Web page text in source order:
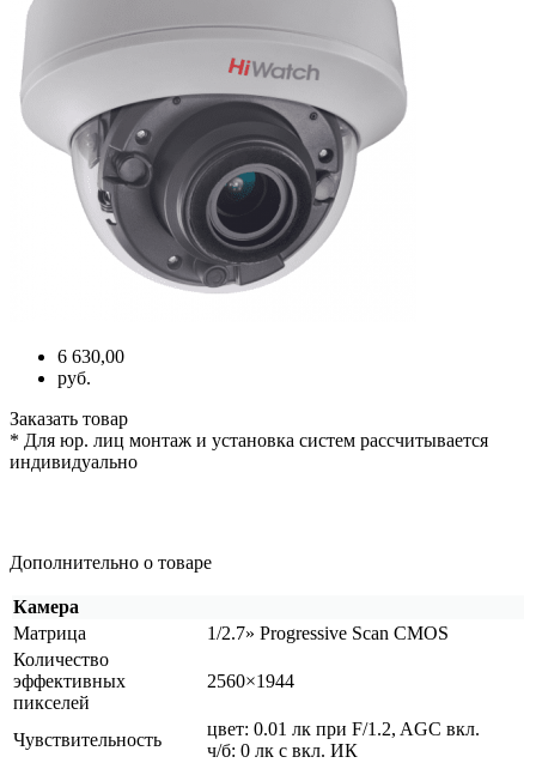
6 630,00
руб.
Заказать товар
* Для юр. лиц монтаж и установка систем рассчитывается
индивидуально
Дополнительно о товаре
Камера
Матрица
1/2.7» Progressive Scan CMOS
Количество
эффективных
пикселей
2560×1944
Чувствительность
цвет: 0.01 лк при F/1.2, AGC вкл.
ч/б: 0 лк с вкл. ИК